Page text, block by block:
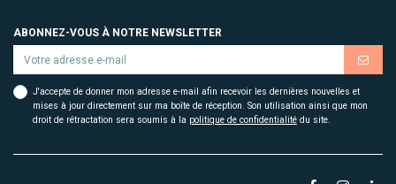
ABONNEZ-VOUS À NOTRE NEWSLETTER
J'accepte de donner mon adresse e-mail afin recevoir les dernières nouvelles et
mises à jour directement sur ma boîte de réception. Son utilisation ainsi que mon
droit de rétractation sera soumis à la politique de confidentialité du site.